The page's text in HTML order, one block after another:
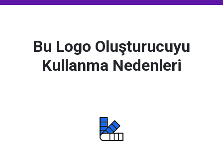
Bu Logo Oluşturucuyu
Kullanma Nedenleri